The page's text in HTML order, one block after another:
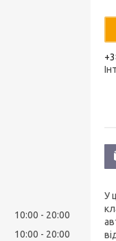
У
10:00
20:00
10:00
20:00